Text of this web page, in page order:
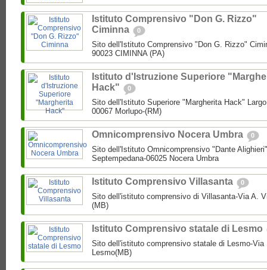
Istituto Comprensivo "Don G. Rizzo"
Ciminna
0
Sito dell'Istituto Comprensivo "Don G. Rizzo"
90023 CIMINNA (PA)
Istituto d'Istruzione Superiore
Hack"
0
Sito dell'Istituto Superiore "Margherita Hack"
00067 Morlupo-(RM)
Omnicomprensivo Nocera Umbra 0
Sito dell'Istituto Omnicomprensivo "Dante
Septempedana-06025 Nocera Umbra
Istituto Comprensivo Villasanta 0
Sito dell'istituto comprensivo di Villasanta-Via A.
(MB)
Istituto Comprensivo statale di Lesmo
Sito dell'istituto comprensivo statale di Lesmo-Via
Lesmo(MB)